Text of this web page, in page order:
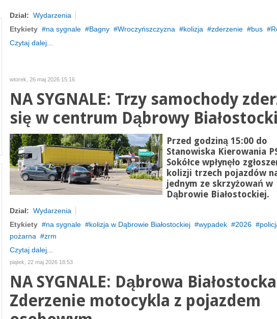
Dział: Wydarzenia
Etykiety
na sygnale Bagny Wroczyńszczyzna kolizja zderzenie bus
Czytaj dalej...
wtorek, 26 maj 2026 15:16
NA SYGNALE: Trzy samochody
się w centrum Dąbrowy
Przed godziną 15:00 do
Stanowiska Kierowania
Sokółce wpłynęło
kolizji trzech pojazdów
jednym ze skrzyżowań w
Dąbrowie Białostockiej.
Dział: Wydarzenia
Etykiety
na sygnale kolizja w Dąbrowie Białostockiej wypadek 2026
pożarna
zrm
Czytaj dalej...
piątek, 22 maj 2026 18:53
NA SYGNALE: Dąbrowa
Zderzenie motocykla z pojazdem